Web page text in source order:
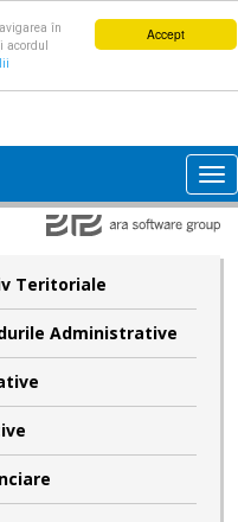
Accept
în
acordul
Teritoriale
Administrative